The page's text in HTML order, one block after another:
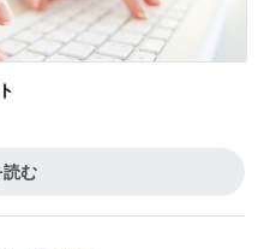
読む